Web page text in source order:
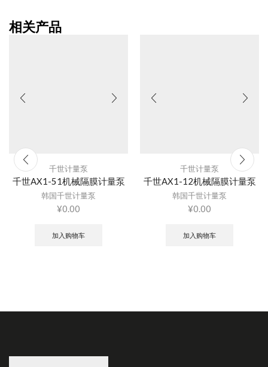
相关产品
千世计量泵
千世AX1-51机械隔膜计量泵
韩国千世计量泵
¥0.00
加入购物车
千世计量泵
千世AX1-12机械隔膜计量泵
韩国千世计量泵
¥0.00
加入购物车